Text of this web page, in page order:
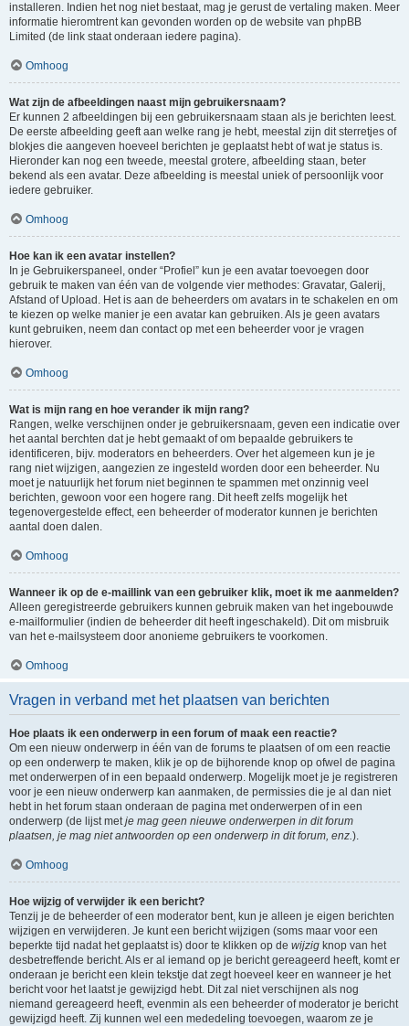
installeren. Indien het nog niet bestaat, mag je gerust de vertaling maken. Meer
informatie hieromtrent kan gevonden worden op de website van phpBB
Limited (de link staat onderaan iedere pagina).
Omhoog
Wat zijn de afbeeldingen naast mijn gebruikersnaam?
Er kunnen 2 afbeeldingen bij een gebruikersnaam staan als je berichten leest.
De eerste afbeelding geeft aan welke rang je hebt, meestal zijn dit sterretjes of
blokjes die aangeven hoeveel berichten je geplaatst hebt of wat je status is.
Hieronder kan nog een tweede, meestal grotere, afbeelding staan, beter
bekend als een avatar. Deze afbeelding is meestal uniek of persoonlijk voor
iedere gebruiker.
Omhoog
Hoe kan ik een avatar instellen?
In je Gebruikerspaneel, onder “Profiel” kun je een avatar toevoegen door
gebruik te maken van één van de volgende vier methodes: Gravatar, Galerij,
Afstand of Upload. Het is aan de beheerders om avatars in te schakelen en om
te kiezen op welke manier je een avatar kan gebruiken. Als je geen avatars
kunt gebruiken, neem dan contact op met een beheerder voor je vragen
hierover.
Omhoog
Wat is mijn rang en hoe verander ik mijn rang?
Rangen, welke verschijnen onder je gebruikersnaam, geven een indicatie over
het aantal berchten dat je hebt gemaakt of om bepaalde gebruikers te
identificeren, bijv. moderators en beheerders. Over het algemeen kun je je
rang niet wijzigen, aangezien ze ingesteld worden door een beheerder. Nu
moet je natuurlijk het forum niet beginnen te spammen met onzinnig veel
berichten, gewoon voor een hogere rang. Dit heeft zelfs mogelijk het
tegenovergestelde effect, een beheerder of moderator kunnen je berichten
aantal doen dalen.
Omhoog
Wanneer ik op de e-maillink van een gebruiker klik, moet ik me aanmelden?
Alleen geregistreerde gebruikers kunnen gebruik maken van het ingebouwde
e-mailformulier (indien de beheerder dit heeft ingeschakeld). Dit om misbruik
van het e-mailsysteem door anonieme gebruikers te voorkomen.
Omhoog
Vragen in verband met het plaatsen van berichten
Hoe plaats ik een onderwerp in een forum of maak een reactie?
Om een nieuw onderwerp in één van de forums te plaatsen of om een reactie
op een onderwerp te maken, klik je op de bijhorende knop op ofwel de pagina
met onderwerpen of in een bepaald onderwerp. Mogelijk moet je je registreren
voor je een nieuw onderwerp kan aanmaken, de permissies die je al dan niet
hebt in het forum staan onderaan de pagina met onderwerpen of in een
onderwerp (de lijst metje mag geen nieuwe onderwerpen in dit forum
plaatsen, je mag niet antwoorden op een onderwerp in dit forum, enz.).
Omhoog
Hoe wijzig of verwijder ik een bericht?
Tenzij je de beheerder of een moderator bent, kun je alleen je eigen berichten
wijzigen en verwijderen. Je kunt een bericht wijzigen (soms maar voor een
beperkte tijd nadat het geplaatst is) door te klikken op de wijzig knop van het
desbetreffende bericht. Als er al iemand op je bericht gereageerd heeft, komt er
onderaan je bericht een klein tekstje dat zegt hoeveel keer en wanneer je het
bericht voor het laatst je gewijzigd hebt. Dit zal niet verschijnen als nog
niemand gereageerd heeft, evenmin als een beheerder of moderator je bericht
gewijzigd heeft. Zij kunnen wel een mededeling toevoegen, waarom ze je